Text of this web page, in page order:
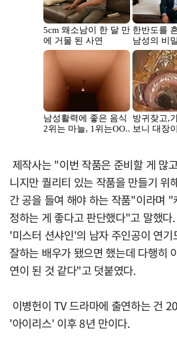
제작사는 "이번 작품은 준비할 게 많
니지만 퀄리티 있는 작품을 만들기 위
간 공을 들여 해야 하는 작품"이라며 "
정하는 게 좋다고 판단했다"고 말했
'미스터 션샤인'의 남자 주인공이 연기
잘하는 배우가 됐으면 했는데 다행히
연이 된 것 같다"고 덧붙였다.
이병헌이 TV 드라마에 출연하는 건
'아이리스' 이후 8년 만이다.